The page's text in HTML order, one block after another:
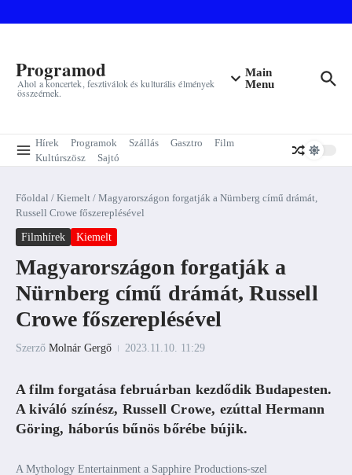
Programod
Ahol a koncertek, fesztiválok és kulturális élmények
összeérnek.
Main
Menu
Hírek Programok Szállás Gasztro
Film
Kultúrszösz
Sajtó
Főoldal / Kiemelt / Magyarországon forgatják a Nürnberg című drámát,
Russell Crowe főszereplésével
Filmhírek Kiemelt
Magyarországon forgatják a
Nürnberg című drámát, Russell
Crowe főszereplésével
Szerző Molnár Gergő 2023.11.10. 11:29
A film forgatása februárban kezdődik Budapesten.
A kiváló színész, Russell Crowe, ezúttal Hermann
Göring, háborús bűnös bőrébe bújik.
A Mythology Entertainment a Sapphire Productions-szel